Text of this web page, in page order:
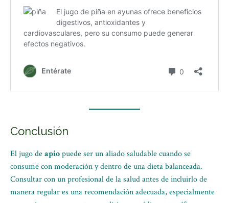
Conclusión
El jugo deapiopuede ser un aliado saludable cuando se
consume con moderación y dentro de una dieta balanceada.
Consultar con un profesional de la salud antes de incluirlo de
manera regular es una recomendación adecuada, especialmente